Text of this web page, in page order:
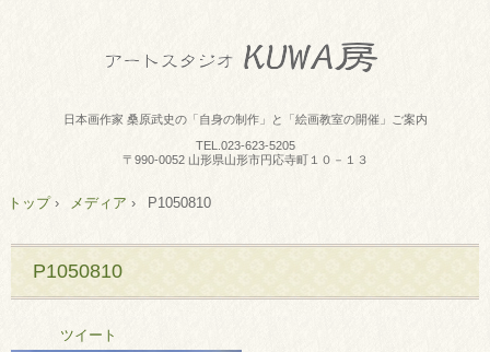
日本画作家 桑原武史の「自身の制作」と「絵画教室の開催」ご案内
TEL. 023-623-5205
〒990-0052 山形県山形市円応寺町１０－１３
トップ› メディア › P1050810
P1050810
ツイート